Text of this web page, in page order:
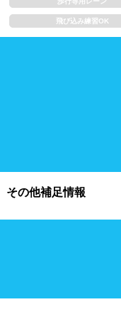
飛び込み練習OK
その他補足情報